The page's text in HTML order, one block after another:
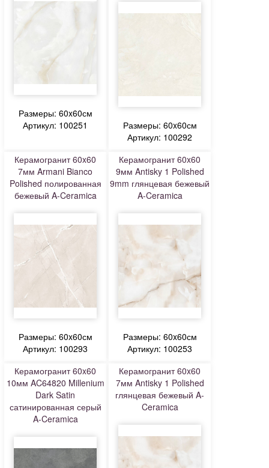
Размеры: 60x60см
Артикул: 100251
Размеры: 60x60см
Артикул: 100292
Керамогранит 60x60
7мм Armani Bianco
Polished полированная
бежевый A-Ceramica
Размеры: 60x60см
Артикул: 100293
Керамогранит 60x60
9мм Antisky 1 Polished
9mm глянцевая бежевый
A-Ceramica
Размеры: 60x60см
Артикул: 100253
Керамогранит 60x60
10мм AC64820 Millenium
Dark Satin
сатинированная серый
A-Ceramica
Керамогранит 60x60
7мм Antisky 1 Polished
глянцевая бежевый A-
Ceramica